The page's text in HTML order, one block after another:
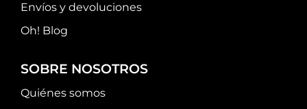
Envíos y devoluciones
Oh! Blog
SOBRE NOSOTROS
Quiénes somos